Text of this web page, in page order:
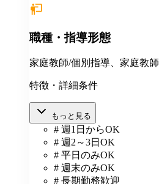
職種・指導形態
家庭教師/個別指導、家庭教師
特徴・詳細条件
もっと見る
# 週1日からOK
# 週2～3日OK
# 平日のみOK
# 週末のみOK
# 長期勤務歓迎